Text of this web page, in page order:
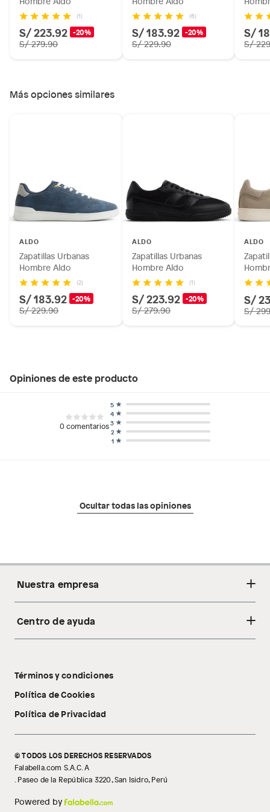
(1)
S/ 223.92 -20%
S/ 279.90
(6)
S/ 183.92 -20%
S/ 229.90
S/
S/
Más opciones similares
ALDO
Zapatillas Urbanas
Hombre Aldo
(2)
S/ 183.92 -20%
S/ 229.90
ALDO
Zapatillas Urbanas
Hombre Aldo
(1)
S/ 223.92 -20%
S/ 279.90
ALDO
S/
S/
Opiniones de este producto
0comentarios
1
2
3
4
5
Ocultar todas las opiniones
Nuestra empresa
Acerca de nosotros
Tecnología Pillow Walk
Centro de ayuda
Libro de reclamaciones
Términos y condiciones
Política de Cookies
Política de Privacidad
© TODOS LOS DERECHOS RESERVADOS
Falabella.com S.A.C. A
. Paseo de la República 3220, San Isidro, Perú
Powered by